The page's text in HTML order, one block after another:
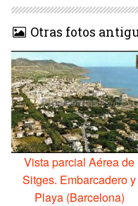
Otras fotos
Vista parcial Aérea de
Sitges. Embarcadero y
Playa (Barcelona)